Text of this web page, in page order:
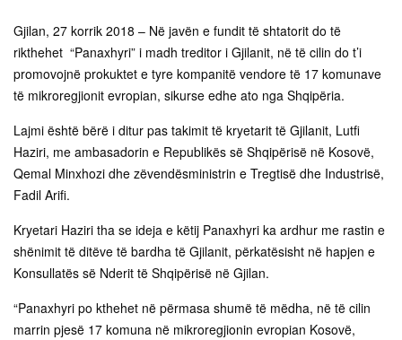
Gjilan, 27 korrik 2018 – Në javën e fundit të shtatorit do të
rikthehet “Panaxhyri” i madh treditor i Gjilanit, në të cilin do t’i
promovojnë prokuktet e tyre kompanitë vendore të 17 komunave
të mikroregjionit evropian, sikurse edhe ato nga Shqipëria.
Lajmi është bërë i ditur pas takimit të kryetarit të Gjilanit, Lutfi
Haziri, me ambasadorin e Republikës së Shqipërisë në Kosovë,
Qemal Minxhozi dhe zëvendësministrin e Tregtisë dhe Industrisë,
Fadil Arifi.
Kryetari Haziri tha se ideja e këtij Panaxhyri ka ardhur me rastin e
shënimit të ditëve të bardha të Gjilanit, përkatësisht në hapjen e
Konsullatës së Nderit të Shqipërisë në Gjilan.
“Panaxhyri po kthehet në përmasa shumë të mëdha, në të cilin
marrin pjesë 17 komuna në mikroregjionin evropian Kosovë,